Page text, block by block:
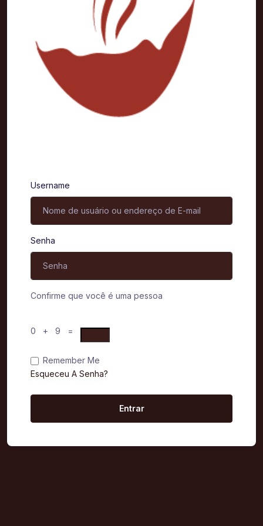
Username
Senha
Confirme que você é uma pessoa
0 + 9 =
Remember Me
Esqueceu A Senha?
Entrar